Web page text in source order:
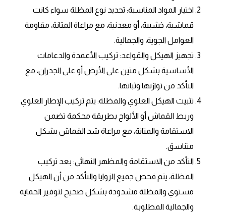
اختيار المواد المناسبة: تحديد نوع المظلة سواء كانت
قماشية، خشبية، أو معدنية، مع مراعاة المتانة، مقاومة
العوامل الجوية، والجمالية.
تجهيز الهيكل والقواعد: تركيب الأعمدة والدعامات
الأساسية بشكل متين على الأرض أو على الجدران، مع
التأكد من توازنها وثباتها.
تثبيت الهيكل العلوي والمظلة: يتم تركيب الإطار العلوي
وربط القماش أو الألواح بطريقة محكمة تضمن
الاستقامة والمتانة، مع مراعاة شد القماش بشكل
متناسق.
التأكد من الاستقامة والمظهر النهائي: بعد تركيب
المظلة، يتم فحص جميع الزوايا والتأكد من أن الهيكل
مستوي والمظلة مشدودة بشكل صحيح لتوفير الحماية
والجمالية المطلوبة.